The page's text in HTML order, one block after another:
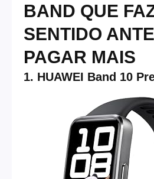
BAND QUE
SENTIDO
PAGAR MAIS
1. HUAWEI Band 10